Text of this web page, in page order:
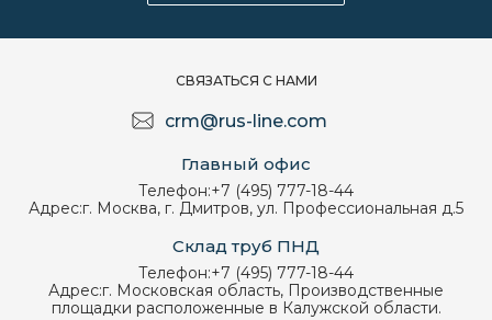
СВЯЗАТЬСЯ С НАМИ
crm@rus-line.com
Главный офис
Телефон:+7 (495) 777-18-44
Адрес:г. Москва, г. Дмитров, ул. Профессиональная д.5
Склад труб ПНД
Телефон:+7 (495) 777-18-44
Адрес:г. Московская область, Производственные
площадки расположенные в Калужской области.